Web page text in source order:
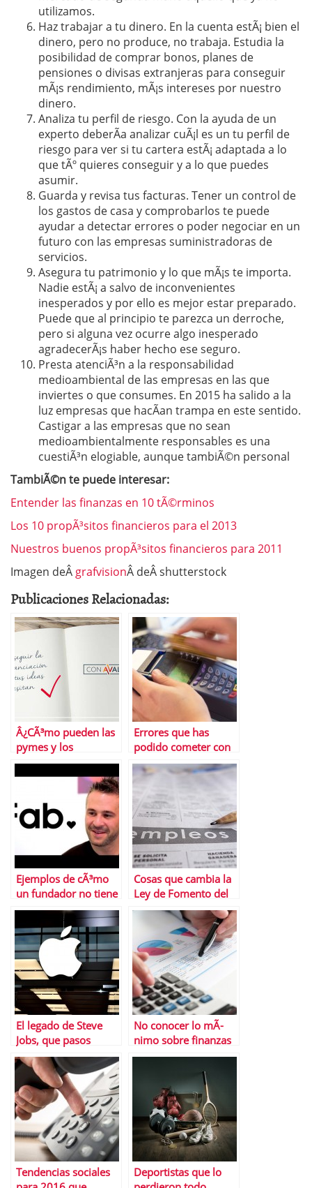
utilizamos.
Haz trabajar a tu dinero. En la cuenta estÃ¡ bien el
dinero, pero no produce, no trabaja. Estudia la
posibilidad de comprar bonos, planes de
pensiones o divisas extranjeras para conseguir
mÃ¡s rendimiento, mÃ¡s intereses por nuestro
dinero.
Analiza tu perfil de riesgo. Con la ayuda de un
experto deberÃ­a analizar cuÃ¡l es un tu perfil de
riesgo para ver si tu cartera estÃ¡ adaptada a lo
que tÃº quieres conseguir y a lo que puedes
asumir.
Guarda y revisa tus facturas. Tener un control de
los gastos de casa y comprobarlos te puede
ayudar a detectar errores o poder negociar en un
futuro con las empresas suministradoras de
servicios.
Asegura tu patrimonio y lo que mÃ¡s te importa.
Nadie estÃ¡ a salvo de inconvenientes
inesperados y por ello es mejor estar preparado.
Puede que al principio te parezca un derroche,
pero si alguna vez ocurre algo inesperado
agradecerÃ¡s haber hecho ese seguro.
Presta atenciÃ³n a la responsabilidad
medioambiental de las empresas en las que
inviertes o que consumes. En 2015 ha salido a la
luz empresas que hacÃ­an trampa en este sentido.
Castigar a las empresas que no sean
medioambientalmente responsables es una
cuestiÃ³n elogiable, aunque tambiÃ©n personal
TambiÃ©n te puede interesar:
Entender las finanzas en 10 tÃ©rminos
Los 10 propÃ³sitos financieros para el 2013
Nuestros buenos propÃ³sitos financieros para 2011
Imagen deÂ grafvisionÂ deÂ shutterstock
Publicaciones Relacionadas:
Â¿CÃ³mo pueden las
pymes y los
autÃ³nomos lograr
financiaciÃ³n?
Errores que has
podido cometer con
tu tarjeta de crÃ©dito
este verano
Ejemplos de cÃ³mo
un fundador no tiene
que ser
necesariamente un
buen CEO
Cosas que cambia la
Ley de Fomento del
Empleo
El legado de Steve
Jobs, que pasos
seguir y cuÃ¡les no
No conocer lo mÃ­
nimo sobre finanzas
personales te puede
Tendencias sociales
Deportistas que lo